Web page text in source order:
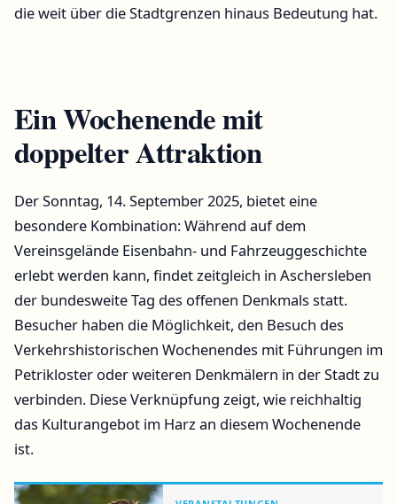
die weit über die Stadtgrenzen hinaus Bedeutung hat.
Ein Wochenende mit
doppelter Attraktion
Der Sonntag, 14. September 2025, bietet eine
besondere Kombination: Während auf dem
Vereinsgelände Eisenbahn- und Fahrzeuggeschichte
erlebt werden kann, findet zeitgleich in Aschersleben
der bundesweite Tag des offenen Denkmals statt.
Besucher haben die Möglichkeit, den Besuch des
Verkehrshistorischen Wochenendes mit Führungen im
Petrikloster oder weiteren Denkmälern in der Stadt zu
verbinden. Diese Verknüpfung zeigt, wie reichhaltig
das Kulturangebot im Harz an diesem Wochenende
ist.